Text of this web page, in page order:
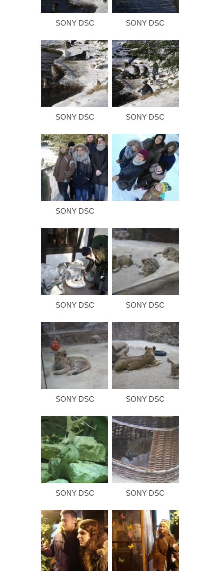
SONY DSC SONY DSC
SONY DSC SONY DSC
SONY DSC
SONY DSC SONY DSC
SONY DSC SONY DSC
SONY DSC SONY DSC